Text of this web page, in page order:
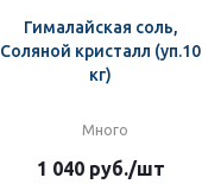
Гималайская соль,
Соляной кристалл (уп.10
кг)
Много
1 040руб./шт